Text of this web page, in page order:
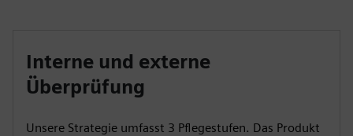
Interne und externe
Überprüfung
Unsere Strategie umfasst 3 Pflegestufen. Das Produkt